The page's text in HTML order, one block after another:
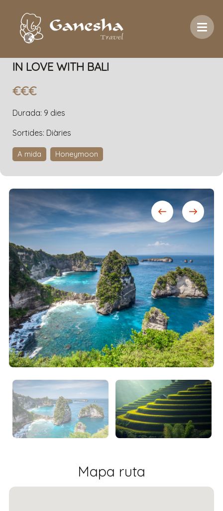
Inici Temàtica / Honeymoon In LOVE with Bali
IN LOVE WITH BALI
€€€
Durada: 9 dies
Sortides: Diàries
A mida Honeymoon
Mapa ruta